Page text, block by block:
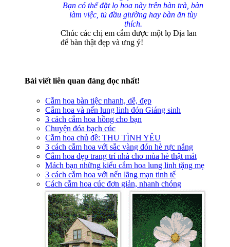
Bạn có thể đặt lọ hoa này trên bàn trà, bàn
làm việc, tủ đầu giường hay bàn ăn tùy
thích.
Chúc các chị em cắm được một lọ Địa lan
để bàn thật đẹp và ưng ý!
Bài viết liên quan đáng đọc nhất!
Cắm hoa bàn tiệc nhanh, dễ, đẹp
Cắm hoa và nến lung linh đón Giáng sinh
3 cách cắm hoa hồng cho bạn
Chuyện đóa bạch cúc
Cắm hoa chủ đề: THU TÌNH YÊU
3 cách cắm hoa với sắc vàng đón hè rực nắng
Cắm hoa đẹp trang trí nhà cho mùa hè thật mát
Mách bạn những kiểu cắm hoa lung linh tặng mẹ
3 cách cắm hoa với nến lãng mạn tinh tế
Cách cắm hoa cúc đơn giản, nhanh chóng